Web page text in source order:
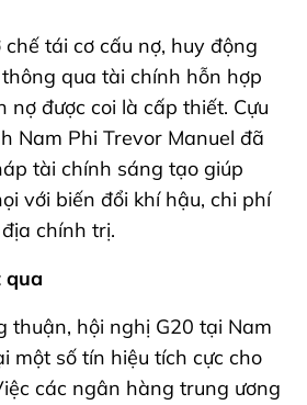
tái cơ cấu nợ, huy động
qua tài chính hỗn hợp
được coi là cấp thiết. Cựu
Nam Phi Trevor Manuel đã
tài chính sáng tạo giúp
với biến đổi khí hậu, chi phí
chính trị.
qua
thuận, hội nghị G20 tại Nam
một số tín hiệu tích cực cho
các ngân hàng trung ương